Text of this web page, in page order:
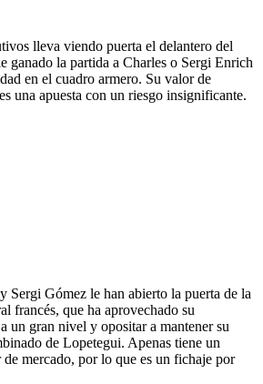
lleva viendo puerta el delantero del
ganado la partida a Charles o Sergi Enrich
en el cuadro armero. Su valor de
una apuesta con un riesgo insignificante.
Sergi Gómez le han abierto la puerta de la
francés, que ha aprovechado su
un gran nivel y opositar a mantener su
de Lopetegui. Apenas tiene un
mercado, por lo que es un fichaje por